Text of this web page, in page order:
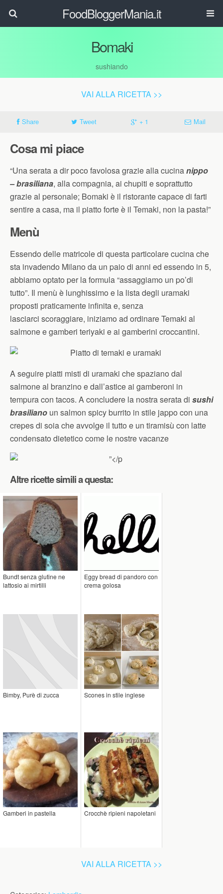
FoodBloggerMania.it
Bomaki
sushiando
VAI ALLA RICETTA >>
Share Tweet + 1 Mail
Cosa mi piace
“Una serata a dir poco favolosa grazie alla cucinanippo
– brasiliana, alla compagnia, ai chupiti e soprattutto
grazie al personale; Bomaki è il ristorante capace di farti
sentire a casa, ma il piatto forte è il Temaki, non la pasta!”
Menù
Essendo delle matricole di questa particolare cucina che
sta invadendo Milano da un paio di anni ed essendo in 5,
abbiamo optato per la formula “assaggiamo un po’di
tutto”. Il menù è lunghissimo e la lista degli uramaki
proposti praticamente infinita e, senza
lasciarci scoraggiare, iniziamo ad ordinare Temaki al
salmone e gamberi teriyaki e ai gamberini croccantini.
A seguire piatti misti di uramaki che spaziano dal
salmone al branzino e dall’astice ai gamberoni in
tempura con tacos. A concludere la nostra serata di sushi
brasiliano un salmon spicy burrito in stile jappo con una
crepes di soia che avvolge il tutto e un tiramisù con latte
condensato dietetico come le nostre vacanze
Altre ricette simili a questa:
Bundt senza glutine ne
lattosio ai mirtilli
Eggy bread di pandoro con
crema golosa
Bimby, Purè di zucca Scones in stile inglese
Gamberi in pastella Crocchè ripieni napoletani
VAI ALLA RICETTA >>